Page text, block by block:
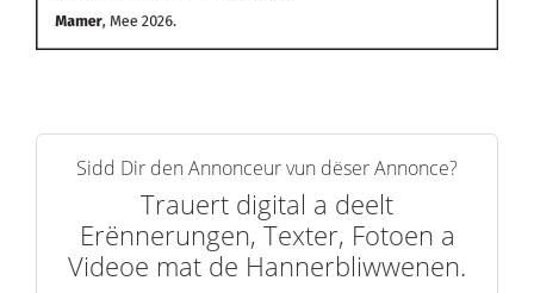
Sidd Dir den Annonceur vun dëser Annonce?
Trauert digital a deelt
Erënnerungen, Texter, Fotoen a
Videoe mat de Hannerbliwwenen.